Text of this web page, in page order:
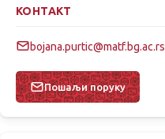
КОНТАКТ
bojana.purtic@matf.bg.ac.rs
Пошаљи поруку